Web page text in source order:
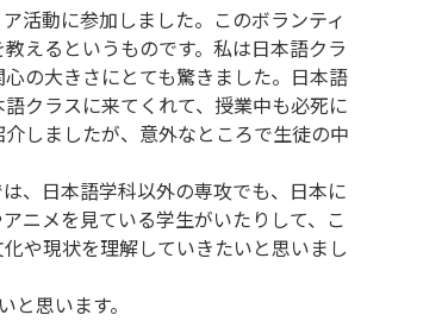
活動に参加しました。このボランティ
えるというものです。私は日本語クラ
の大きさにとても驚きました。日本語
クラスに来てくれて、授業中も必死に
しましたが、意外なところで生徒の中
、日本語学科以外の専攻でも、日本に
ニメを見ている学生がいたりして、こ
や現状を理解していきたいと思いまし
思います。